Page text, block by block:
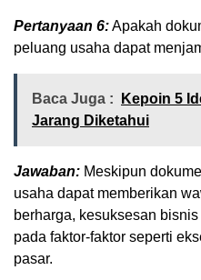
Pertanyaan 6:Apakah
peluang usaha dapat
Baca Juga :
Kepoin 5
Jarang Diketahui
Jawaban: Meskipun
usaha dapat memberikan
berharga, kesuksesan
pada faktor-faktor seperti
pasar.